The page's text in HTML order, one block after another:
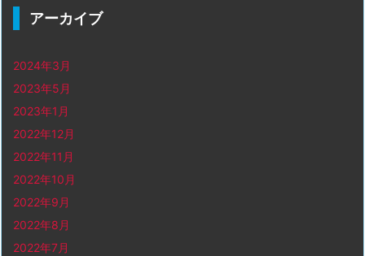
アーカイブ
2024年3月
2023年5月
2023年1月
2022年12月
2022年11月
2022年10月
2022年9月
2022年8月
2022年7月